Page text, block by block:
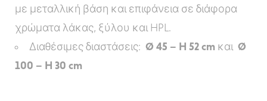
με μεταλλική βάση και επιφάνεια σε διάφορα
χρώματα λάκας, ξύλου και HPL.
Διαθέσιμες διαστάσεις: Ø 45 – H 52 cm και Ø
100 – H 30 cm